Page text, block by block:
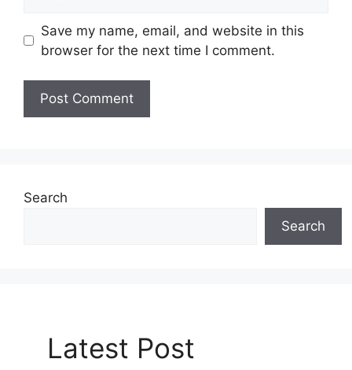
Save my name, email, and website in this
browser for the next time I comment.
Search
Search
Latest Post